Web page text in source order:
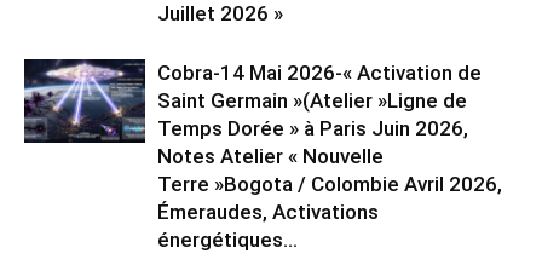
Juillet 2026 »
Cobra-14 Mai 2026-« Activation de
Saint Germain »(Atelier »Ligne de
Temps Dorée » à Paris Juin 2026,
Notes Atelier « Nouvelle
Terre »Bogota / Colombie Avril 2026,
Émeraudes, Activations
énergétiques...